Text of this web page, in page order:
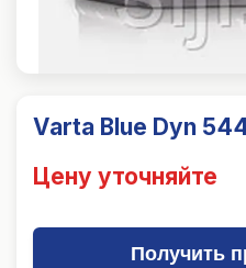
Varta Blue Dyn
Цену уточняйте
Получить